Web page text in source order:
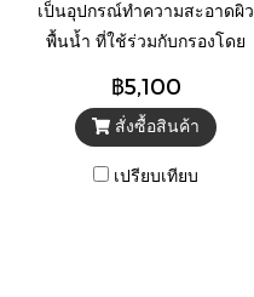
เป็นอุปกรณ์ทำความสะอาดผิว
พื้นน้ำ ที่ใช้ร่วมกับกรองโดย
ขยะใบไม้ ขนาดใหญ่ ที่ถอดออก
ได้อย่างง่าย
฿5,100
สั่งซื้อสินค้า
เปรียบเทียบ